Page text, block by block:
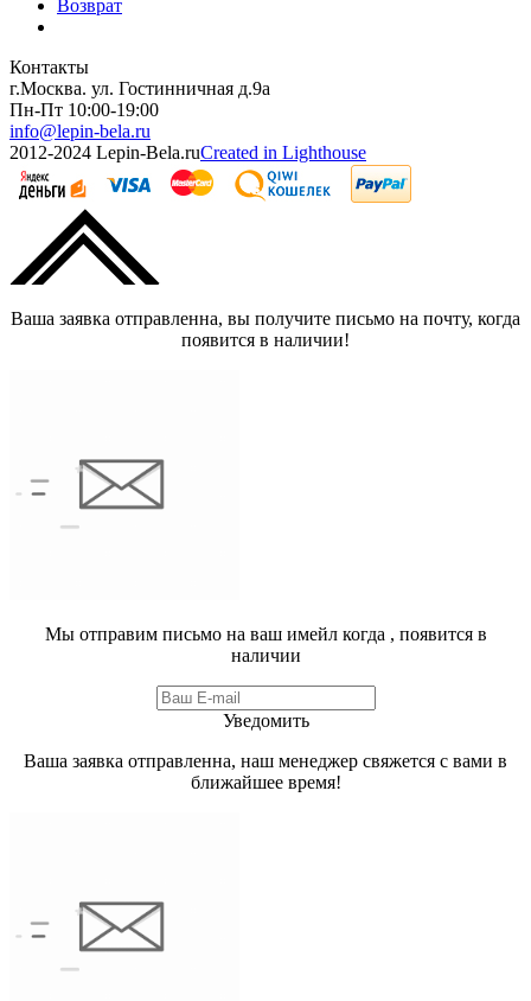
Возврат
Контакты
г.Москва. ул. Гостинничная д.9а
Пн-Пт 10:00-19:00
info@lepin-bela.ru
2012-2024 Lepin-Bela.ruCreated in Lighthouse
Ваша заявка отправленна, вы получите письмо на почту, когда
появится в наличии!
Мы отправим письмо на ваш имейл когда , появится в
наличии
Уведомить
Ваша заявка отправленна, наш менеджер свяжется с вами в
ближайшее время!